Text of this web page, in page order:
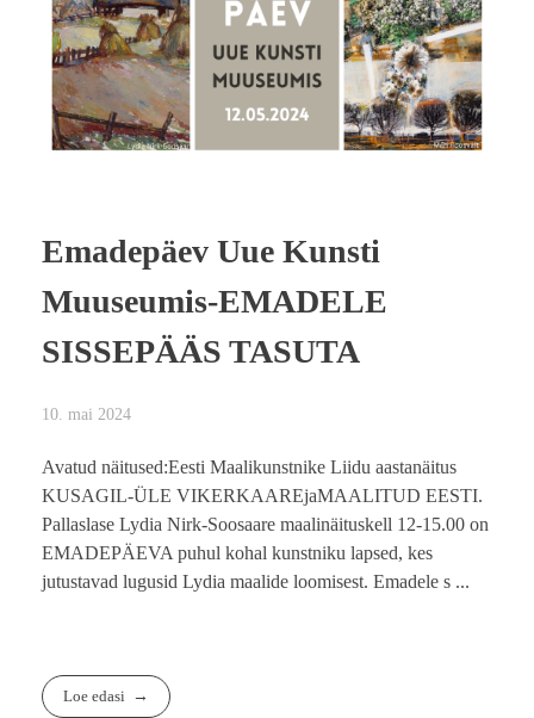
Emadepäev Uue Kunsti
Muuseumis-EMADELE
SISSEPÄÄS TASUTA
10. mai 2024
Avatud näitused:Eesti Maalikunstnike Liidu aastanäitus
KUSAGIL-ÜLE VIKERKAAREjaMAALITUD EESTI.
Pallaslase Lydia Nirk-Soosaare maalinäituskell 12-15.00 on
EMADEPÄEVA puhul kohal kunstniku lapsed, kes
jutustavad lugusid Lydia maalide loomisest. Emadele s ...
Loe edasi